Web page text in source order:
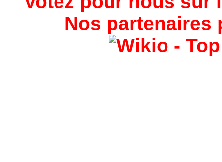
Nos partenaires